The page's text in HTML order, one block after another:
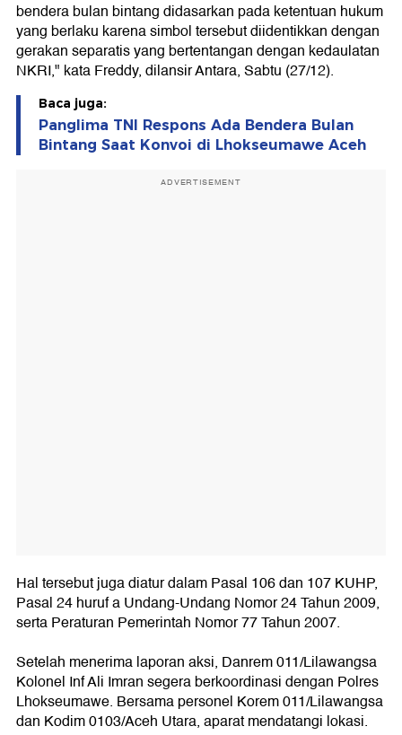
bendera bulan bintang didasarkan pada ketentuan hukum
yang berlaku karena simbol tersebut diidentikkan dengan
gerakan separatis yang bertentangan dengan kedaulatan
NKRI," kata Freddy, dilansir Antara, Sabtu (27/12).
Baca juga:
Panglima TNI Respons Ada Bendera Bulan
Bintang Saat Konvoi di Lhokseumawe Aceh
ADVERTISEMENT
Hal tersebut juga diatur dalam Pasal 106 dan 107 KUHP,
Pasal 24 huruf a Undang-Undang Nomor 24 Tahun 2009,
serta Peraturan Pemerintah Nomor 77 Tahun 2007.
Setelah menerima laporan aksi, Danrem 011/Lilawangsa
Kolonel Inf Ali Imran segera berkoordinasi dengan Polres
Lhokseumawe. Bersama personel Korem 011/Lilawangsa
dan Kodim 0103/Aceh Utara, aparat mendatangi lokasi.